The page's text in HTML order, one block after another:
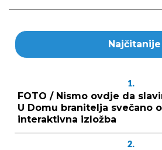
Najčitanije
1.
FOTO / Nismo ovdje da
U Domu branitelja svečano
interaktivna izložba
2.